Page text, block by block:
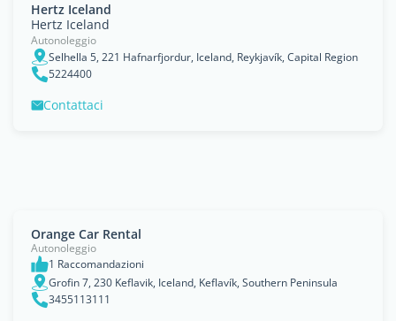
Hertz Iceland
Hertz Iceland
Autonoleggio
Selhella 5, 221 Hafnarfjordur, Iceland, Reykjavík, Capital Region
5224400
Contattaci
Orange Car Rental
Autonoleggio
1 Raccomandazioni
Grofin 7, 230 Keflavik, Iceland, Keflavík, Southern Peninsula
3455113111